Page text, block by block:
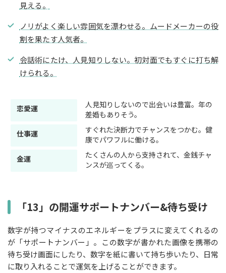
見える。
ノリがよく楽しい雰囲気を漂わせる。ムードメーカーの役
割を果たす人気者。
会話術にたけ、人見知りしない。初対面でもすぐに打ち解
けられる。
恋愛運
人見知りしないので出会いは豊富。年の
差婚もありそう。
仕事運
すぐれた決断力でチャンスをつかむ。健
康でパワフルに働ける。
金運
たくさんの人から支持されて、金銭チャ
ンスが巡ってくる。
「13」の開運サポートナンバー&待ち受け
数字が持つマイナスのエネルギーをプラスに変えてくれるの
が「サポートナンバー」。この数字が書かれた画像を携帯の
待ち受け画面にしたり、数字を紙に書いて持ち歩いたり、日常
に取り入れることで運気を上げることができます。